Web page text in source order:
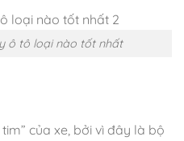
ô tô loại nào tốt nhất
của xe, bởi vì đây là bộ